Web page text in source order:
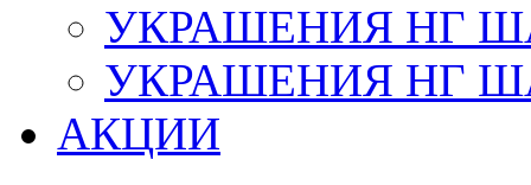
УКРАШЕНИЯ НГ
УКРАШЕНИЯ НГ
АКЦИИ